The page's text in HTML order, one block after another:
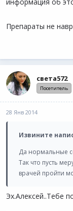
Препараты не
света572
Посетитель
28 Янв 2014
Извините
Да нормальные
Так что пусть
врачей пройти
Эх.Алексей..Тебе